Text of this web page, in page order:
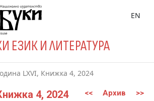
ЕЗИК И ЛИТЕРАТУРА
EN
LXVI, Книжка 4, 2024
4, 2024 << Архив >>